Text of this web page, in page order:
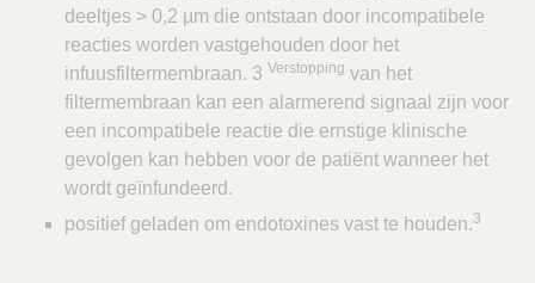
deeltjes > 0,2 µm die ontstaan door incompatibele
reacties worden vastgehouden door het
infuusfiltermembraan. 3 Verstopping van het
filtermembraan kan een alarmerend signaal zijn voor
een incompatibele reactie die ernstige klinische
gevolgen kan hebben voor de patiënt wanneer het
wordt geïnfundeerd.
positief geladen om endotoxines vast te houden.3